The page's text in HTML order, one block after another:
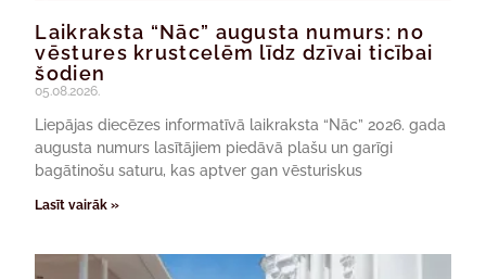
Laikraksta “Nāc” augusta numurs: no
vēstures krustcelēm līdz dzīvai ticībai
šodien
05.08.2026.
Liepājas diecēzes informatīvā laikraksta “Nāc” 2026. gada
augusta numurs lasītājiem piedāvā plašu un garīgi
bagātinošu saturu, kas aptver gan vēsturiskus
Lasīt vairāk »